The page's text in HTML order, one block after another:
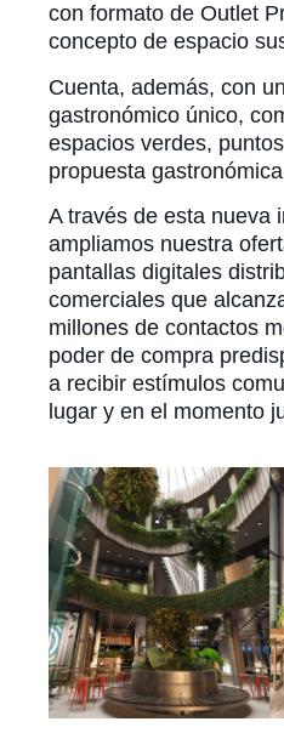
con formato de Outlet
concepto de espacio
Cuenta, además, con
gastronómico único,
espacios verdes,
propuesta
A través de esta nueva
ampliamos nuestra
pantallas digitales
comerciales que
millones de contactos
poder de compra
a recibir estímulos
lugar y en el momento